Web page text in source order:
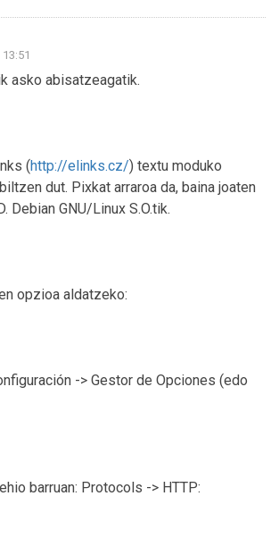
asko abisatzeagatik.
(http://elinks.cz/) textu moduko
dut. Pixkat arraroa da, baina joaten
Debian GNU/Linux S.O.tik.
opzioa aldatzeko:
-> Gestor de Opciones (edo
barruan: Protocols -> HTTP: